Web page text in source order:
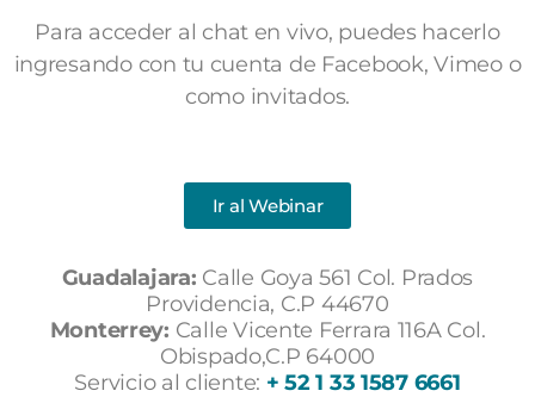
Para acceder al chat en vivo, puedes hacerlo
ingresando con tu cuenta de Facebook, Vimeo o
como invitados.
Ir al Webinar
Guadalajara: Calle Goya 561 Col. Prados
Providencia, C.P 44670
Monterrey: Calle Vicente Ferrara 116A Col.
Obispado,C.P 64000
Servicio al cliente: + 52 1 33 1587 6661